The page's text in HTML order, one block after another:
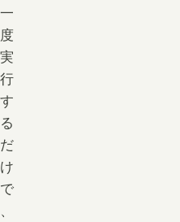
一
度
実
行
す
る
だ
け
で
、